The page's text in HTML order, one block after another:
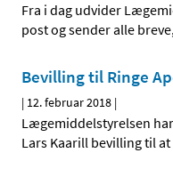
Fra i dag udvider
post og sender alle
Bevilling til Ringe
| 12. februar 2018 |
Lægemiddelstyrelsen
Lars Kaarill bevilling til